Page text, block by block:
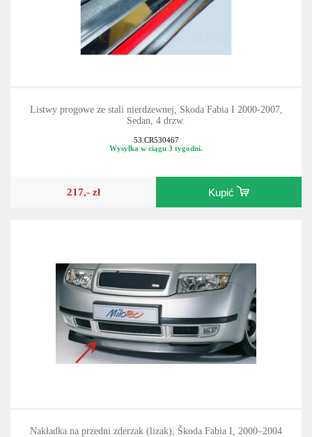
Listwy progowe ze stali nierdzewnej, Skoda Fabia I 2000-2007,
Sedan, 4 drzw.
53.CR530467
Wysyłka w ciągu 3 tygodni.
217,- zł Kupić
Nakładka na przedni zderzak (lizak), Škoda Fabia I, 2000–2004